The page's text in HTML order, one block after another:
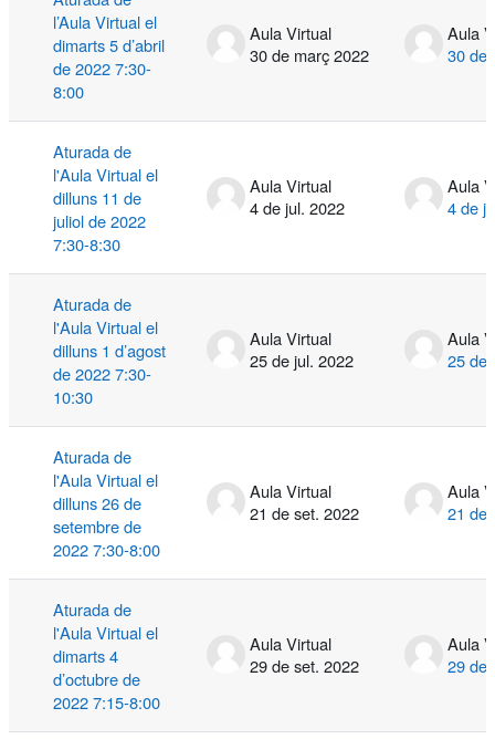
l’Aula Virtual el
dimarts 5 d’abril
de 2022 7:30-
8:00
Aula Virtual
30 de març 2022
Aula
30 de
Aturada de
l'Aula Virtual el
dilluns 11 de
juliol de 2022
7:30-8:30
Aula Virtual
4 de jul. 2022
Aula
4 de
Aturada de
l'Aula Virtual el
dilluns 1 d’agost
de 2022 7:30-
10:30
Aula Virtual
25 de jul. 2022
Aula
25 de
Aturada de
l'Aula Virtual el
dilluns 26 de
setembre de
2022 7:30-8:00
Aula Virtual
21 de set. 2022
Aula
21 de
Aturada de
l'Aula Virtual el
dimarts 4
d’octubre de
2022 7:15-8:00
Aula Virtual
29 de set. 2022
Aula
29 de